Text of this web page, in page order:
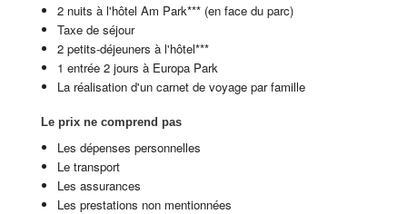
2 nuits à l'hôtel Am Park*** (en face du parc)
Taxe de séjour
2 petits-déjeuners à l'hôtel***
1 entrée 2 jours à Europa Park
La réalisation d'un carnet de voyage par famille
Le prix ne comprend pas
Les dépenses personnelles
Le transport
Les assurances
Les prestations non mentionnées